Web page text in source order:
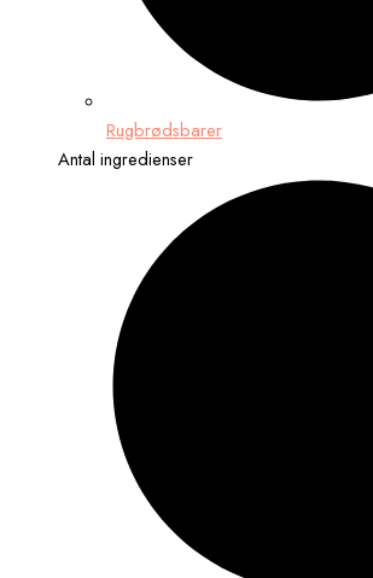
Rugbrødsbarer
Antal ingredienser